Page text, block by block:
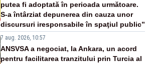
putea fi adoptată în perioada următoare.
S-a întârziat depunerea din cauza unor
discursuri iresponsabile în spaţiul public”
7 aug. 2026, 10:57
ANSVSA a negociat, la Ankara, un acord
pentru facilitarea tranzitului prin Turcia al